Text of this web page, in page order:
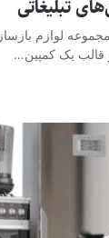
تبلیغاتی
قالب یک کمپین…